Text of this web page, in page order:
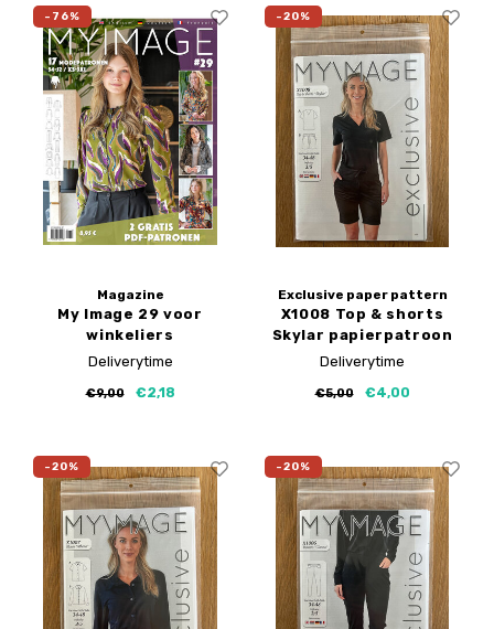
-76%
Magazine
My Image 29 voor
winkeliers
Deliverytime
€9,00 €2,18
-20%
Exclusive paper pattern
X1008 Top & shorts
Skylar papierpatroon
Deliverytime
€5,00 €4,00
-20% -20%